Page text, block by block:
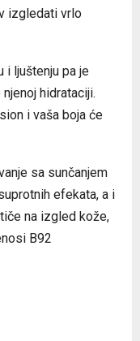
izgledati vrlo
i ljuštenju pa je
hidrataciji.
i vaša boja će
sa sunčanjem
efekata, a i
na izgled kože,
B92